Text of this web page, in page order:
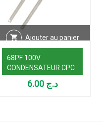
Ajouter au panier
68PF 100V
CONDENSATEUR CPC
د.ج 6.00